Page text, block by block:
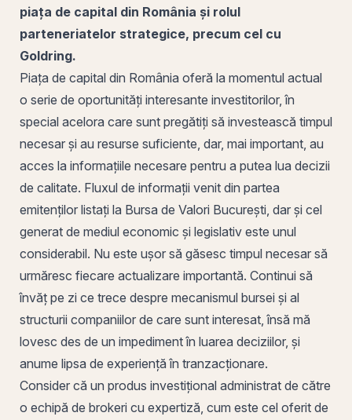
piața de capital din România și rolul
parteneriatelor strategice, precum cel cu
Goldring.
Piața de capital din România oferă la momentul actual
o serie de oportunități interesante investitorilor, în
special acelora care sunt pregătiți să investească timpul
necesar și au resurse suficiente, dar, mai important, au
acces la informațiile necesare pentru a putea lua decizii
de calitate. Fluxul de informații venit din partea
emitenților listați la Bursa de Valori București , dar și cel
generat de mediul economic și legislativ este unul
considerabil. Nu este ușor să găsesc timpul necesar să
urmăresc fiecare actualizare importantă. Continui să
învăț pe zi ce trece despre mecanismul bursei și al
structurii companiilor de care sunt interesat, însă mă
lovesc des de un impediment în luarea deciziilor, și
anume lipsa de experiență în tranzacționare.
Consider că un produs investițional administrat de către
o echipă de brokeri cu expertiză, cum este cel oferit de